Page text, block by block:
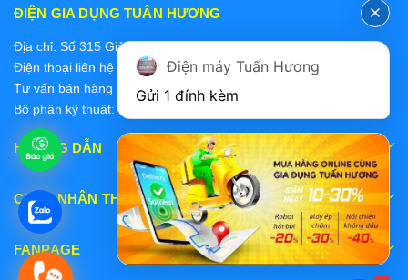
ĐIỆN GIA DỤNG TUẤN HƯƠNG
Địa chỉ: Số 315 Giảng Võ, Ba Đình, Hà Nội
Điện thoại liên hệ các bộ phận:
Tư vấn bán hàng 2: 0868228637
Bộ phận kỹ thuật: 0978 319 375
HƯỚNG DẪN
CHẤP NHẬN THANH TOÁN
FANPAGE
Điện máy Tuấn Hương
Gửi 1 đính kèm